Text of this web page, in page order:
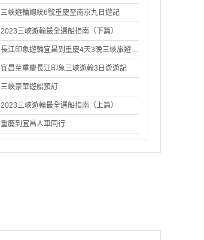
三峽遊輪總統6號重慶至南京九日遊記
2023三峽遊輪最全選船指南（下篇）
長江印象遊輪宜昌到重慶4天3晚三峽旅遊遊記
宜昌至重慶長江印象三峽遊輪3日遊遊記
三峽豪華遊船預訂
2023三峽遊輪最全選船指南（上篇）
重慶到宜昌人車同行